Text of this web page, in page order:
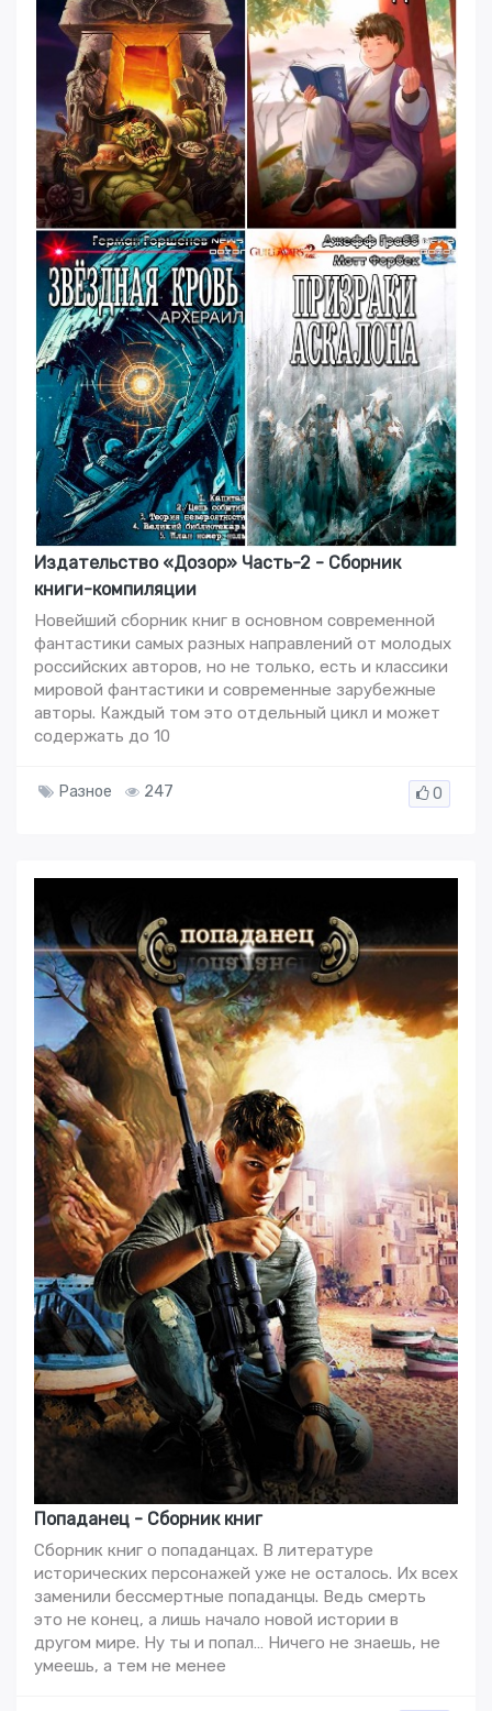
Издательство «Дозор» Часть-2 - Сборник
книги-кoмпиляции
Новейший сборник книг в основном современной
фантастики самых разных направлений от молодых
российских авторов, но не только, есть и классики
мировой фантастики и современные зарубежные
авторы. Каждый том это отдельный цикл и может
содержать до 10
Разное 247 0
Попаданец - Сборник книг
Сборник книг о попаданцах. В литературе
исторических персонажей уже не осталось. Их всех
заменили бессмертные попаданцы. Ведь смерть
это не конец, а лишь начало новой истории в
другом мире. Ну ты и попал… Ничего не знаешь, не
умеешь, а тем не менее